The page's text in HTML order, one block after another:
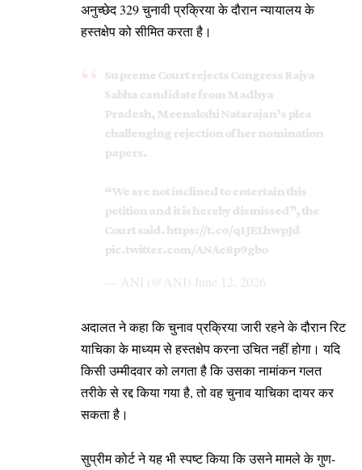
अनुच्छेद 329 चुनावी प्रक्रिया के दौरान न्यायालय के
हस्तक्षेप को सीमित करता है।
Supreme Court rejects Congress Rajya
Sabha candidate from Madhya
Pradesh, Meenakshi Natarajan’s plea
challenging rejection of her nomination
papers.
“We are not inclined to entertain this
petition and it is hereby dismissed”, the
Court said.https://t.co/q1JELhwpJd
pic.twitter.com/ANAe8p9gbo
— ANI (@ANI) June 12, 2026
अदालत ने कहा कि चुनाव प्रक्रिया जारी रहने के दौरान रिट
याचिका के माध्यम से हस्तक्षेप करना उचित नहीं होगा। यदि
किसी उम्मीदवार को लगता है कि उसका नामांकन गलत
तरीके से रद्द किया गया है, तो वह चुनाव याचिका दायर कर
सकता है।
सुप्रीम कोर्ट ने यह भी स्पष्ट किया कि उसने मामले के गुण-